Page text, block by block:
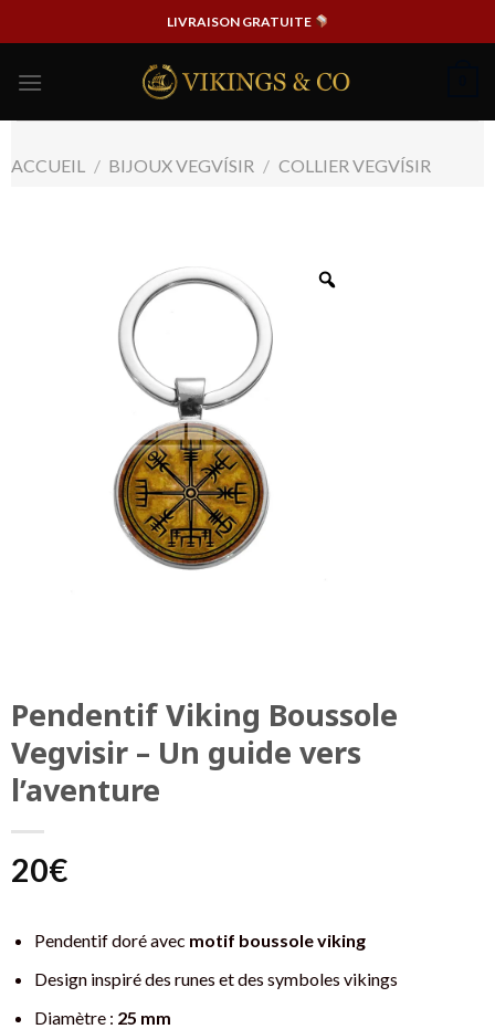
au
LIVRAISON GRATUITE
ACCUEIL / BIJOUX VEGVÍSIR / COLLIER VEGVÍSIR
Pendentif Viking Boussole
Vegvisir – Un guide vers
l’aventure
20€
Pendentif doré avec motif boussole viking
Design inspiré des runes et des symboles vikings
Diamètre : 25 mm